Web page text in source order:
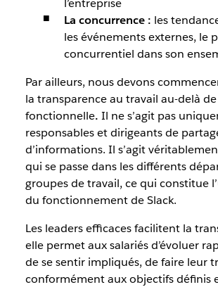
l’entreprise
La concurrence : les
les événements externes, le
concurrentiel dans son
Par ailleurs, nous devons
la transparence au travail au-delà
fonctionnelle. Il ne s’agit pas
responsables et dirigeants de
d’informations. Il s’agit
qui se passe dans les différents
groupes de travail, ce qui constitue
du fonctionnement de Slack.
Les leaders efficaces facilitent la
elle permet aux salariés d’évoluer
de se sentir impliqués, de faire leur
conformément aux objectifs définis